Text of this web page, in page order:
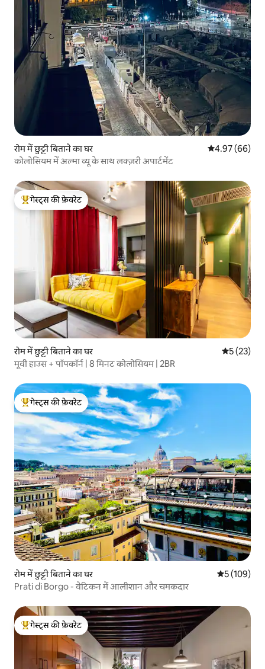
रोम में छुट्टी बिताने का घर औसत रेटिंग 5 में
4.97 (66)
कोलोसियम में अल्मा व्यू के साथ लक्ज़री अपार्टमेंट
गेस्ट्स का टॉप फ़ेवरेट
गेस्ट्स की फ़ेवरेट
रोम में छुट्टी बिताने का घर औसत रेटिंग
5 (23)
मूवी हाउस + पॉपकॉर्न | 8 मिनट कोलोसियम | 2BR
गेस्ट्स का टॉप फ़ेवरेट
गेस्ट्स की फ़ेवरेट
रोम में छुट्टी बिताने का घर औसत रेटिंग 5
5 (109)
Prati di Borgo - वेटिकन में आलीशान और चमकदार
गेस्ट्स का टॉप फ़ेवरेट
गेस्ट्स की फ़ेवरेट